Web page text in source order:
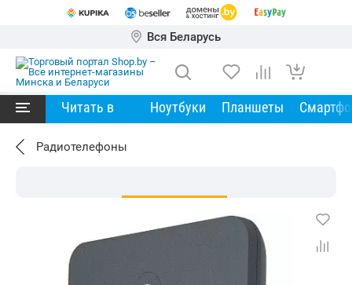
Вся Беларусь
Читать в Ноутбуки Планшеты
Радиотелефоны